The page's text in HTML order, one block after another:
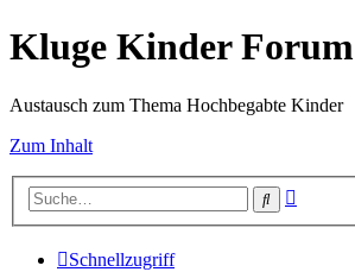
Kluge Kinder Forum
Austausch zum Thema Hochbegabte Kinder
Zum Inhalt
Suche
Schnellzugriff